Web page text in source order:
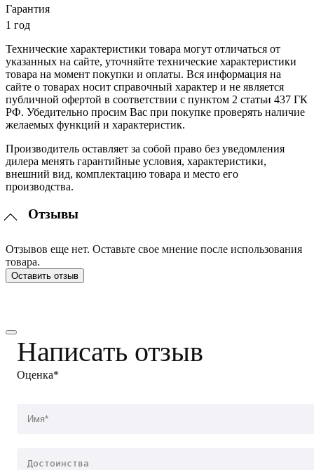
Гарантия
1 год
Технические характеристики товара могут отличаться от
указанных на сайте, уточняйте технические характеристики
товара на момент покупки и оплаты. Вся информация на
сайте о товарах носит справочный характер и не является
публичной офертой в соответствии с пунктом 2 статьи 437 ГК
РФ. Убедительно просим Вас при покупке проверять наличие
желаемых функций и характеристик.
Производитель оставляет за собой право без уведомления
дилера менять гарантийные условия, характеристики,
внешний вид, комплектацию товара и место его
производства.
Отзывы
Отзывов еще нет. Оставьте свое мнение после использования
товара.
Оставить отзыв
Написать отзыв
Оценка*